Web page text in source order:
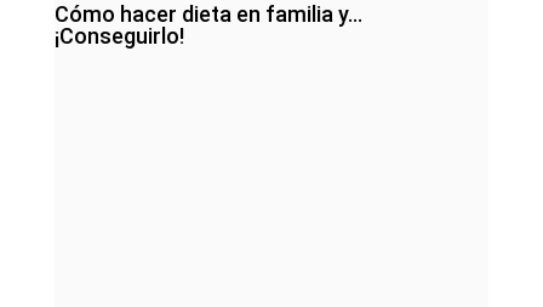
Cómo hacer dieta en familia y…
¡Conseguirlo!